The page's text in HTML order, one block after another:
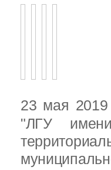
23 мая
"ЛГУ